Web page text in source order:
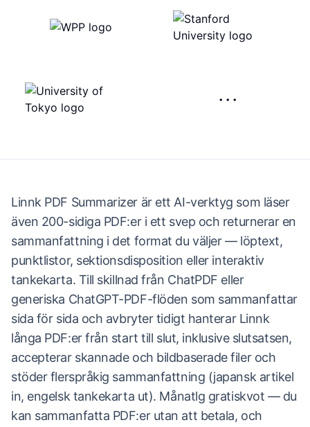
···
Linnk PDF Summarizer är ett AI-verktyg som läser
även 200-sidiga PDF:er i ett svep och returnerar en
sammanfattning i det format du väljer — löptext,
punktlistor, sektionsdisposition eller interaktiv
tankekarta. Till skillnad från ChatPDF eller
generiska ChatGPT-PDF-flöden som sammanfattar
sida för sida och avbryter tidigt hanterar Linnk
långa PDF:er från start till slut, inklusive slutsatsen,
accepterar skannade och bildbaserade filer och
stöder flerspråkig sammanfattning (japansk artikel
in, engelsk tankekarta ut). Månatlg gratiskvot — du
kan sammanfatta PDF:er utan att betala, och